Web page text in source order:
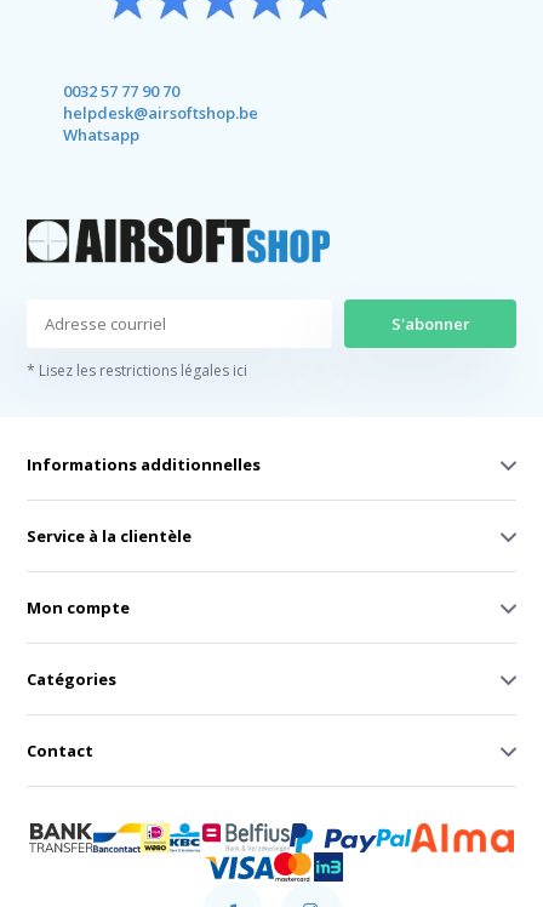
0032 57 77 90 70
helpdesk@airsoftshop.be
Whatsapp
S'abonner
* Lisez les restrictions légales ici
Informations additionnelles
Service à la clientèle
Mon compte
Catégories
Contact